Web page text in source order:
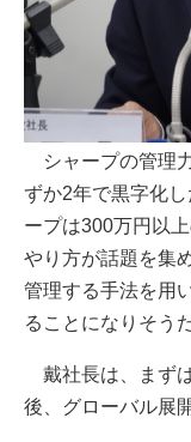
シャープの管理
ずか2年で黒字化
ープは300万円以
やり方が話題を集
管理する手法を用
ることになりそうだ
戴社長は、まず
後、グローバル展